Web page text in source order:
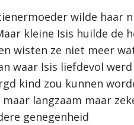
wilde haar
kleine Isis huilde de
wisten ze niet meer
waar Isis liefdevol werd
kind zou kunnen
langzaam maar
genegenheid